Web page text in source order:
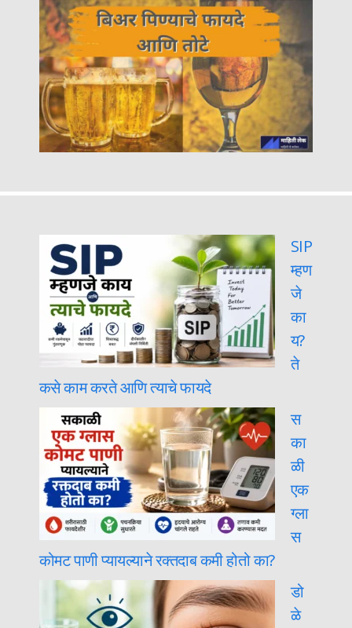
SIP
म्हण
जे
का
य?
ते
कसे काम करते आणि त्याचे फायदे
स
का
ळी
एक
ग्ला
स
कोमट पाणी प्यायल्याने रक्तदाब कमी होतो का?
डो
ळे